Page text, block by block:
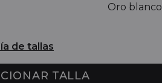
Oro blanco
de tallas
TALLA